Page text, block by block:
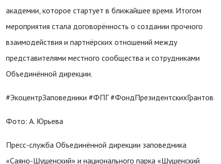
академии, которое стартует в ближайшее время. Итогом
мероприятия стала договорённость о создании прочного
взаимодействия и партнёрских отношений между
представителями местного сообщества и сотрудниками
Объединённой дирекции.
#ЭкоцентрЗаповедники #ФПГ #ФондПрезидентскихГрантов
Фото: А. Юрьева
Пресс-служба Объединённой дирекции заповедника
«Саяно-Шушенский» и национального парка «Шушенский